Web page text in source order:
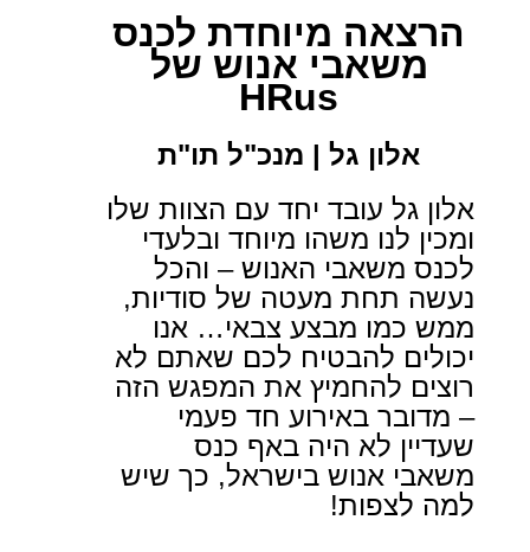
הרצאה מיוחדת לכנס
משאבי אנוש של
HRus
אלון גל | מנכ"ל תו"ת
אלון גל עובד יחד עם הצוות שלו
ומכין לנו משהו מיוחד ובלעדי
לכנס משאבי האנוש – והכל
נעשה תחת מעטה של סודיות,
ממש כמו מבצע צבאי… אנו
יכולים להבטיח לכם שאתם לא
רוצים להחמיץ את המפגש הזה
– מדובר באירוע חד פעמי
שעדיין לא היה באף כנס
משאבי אנוש בישראל, כך שיש
למה לצפות!